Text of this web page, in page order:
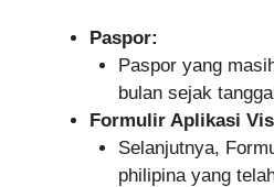
Paspor:
Paspor yang
bulan sejak
Formulir Aplikasi
Selanjutnya,
philipina yang